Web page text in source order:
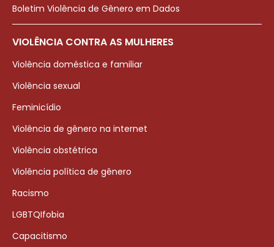
Boletim Violência de Gênero em Dados
VIOLÊNCIA CONTRA AS MULHERES
Violência doméstica e familiar
Violência sexual
Feminicídio
Violência de gênero na internet
Violência obstétrica
Violência política de gênero
Racismo
LGBTQIfobia
Capacitismo